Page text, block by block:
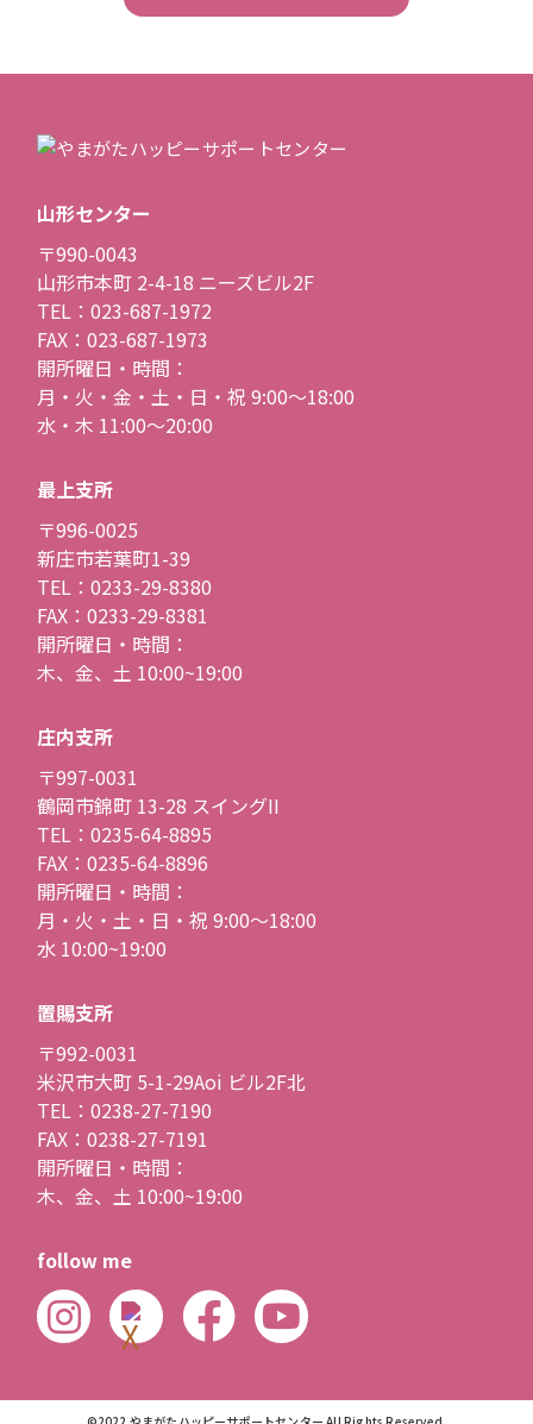
山形センター
〒990-0043
山形市本町 2-4-18 ニーズビル2F
TEL：023-687-1972
FAX：023-687-1973
開所曜日・時間：
月・火・金・土・日・祝 9:00〜18:00
水・木 11:00〜20:00
最上支所
〒996-0025
新庄市若葉町1-39
TEL：0233-29-8380
FAX：0233-29-8381
開所曜日・時間：
木、金、土 10:00~19:00
庄内支所
〒997-0031
鶴岡市錦町 13-28 スイングII
TEL：0235-64-8895
FAX：0235-64-8896
開所曜日・時間：
月・火・土・日・祝 9:00〜18:00
水 10:00~19:00
置賜支所
〒992-0031
米沢市大町 5-1-29Aoi ビル2F北
TEL：0238-27-7190
FAX：0238-27-7191
開所曜日・時間：
木、金、土 10:00~19:00
follow me